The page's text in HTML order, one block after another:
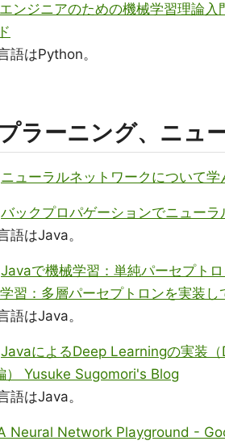
ンジニアのための機械学習理論入
語はPython。
ラーニング、ニュ
ニューラルネットワークについて学
バックプロパゲーションでニュー
語はJava。
Javaで機械学習：単純パーセプト
習：多層パーセプトロンを実装し
語はJava。
JavaによるDeep Learningの実装
） Yusuke Sugomori's Blog
語はJava。
Neural Network Playground -